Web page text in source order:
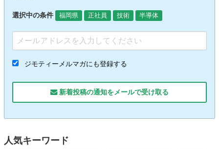
選択中の条件 福岡県 正社員 技術 半導体
ジモティーメルマガにも登録する
新着投稿の通知をメールで受け取る
人気キーワード